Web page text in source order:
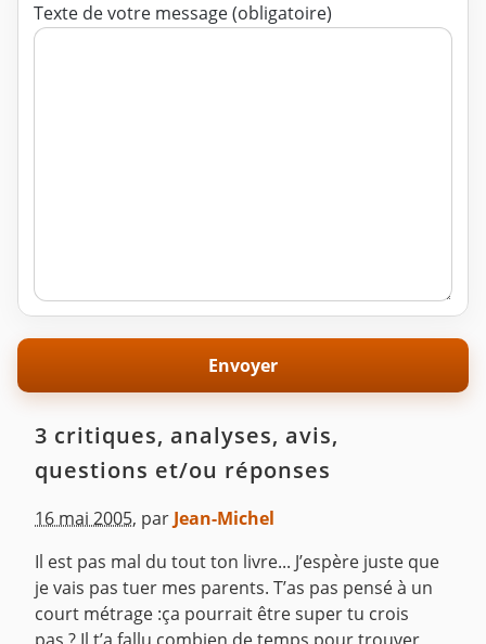
Texte de votre message (obligatoire)
3 critiques, analyses, avis,
questions et/ou réponses
16 mai 2005, par Jean-Michel
Il est pas mal du tout ton livre... J’espère juste que
je vais pas tuer mes parents. T’as pas pensé à un
court métrage :ça pourrait être super tu crois